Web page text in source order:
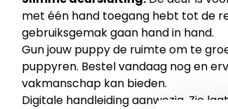
met één hand toegang hebt tot de
gebruiksgemak gaan hand in hand.
Gun jouw puppy de ruimte om te
puppyren. Bestel vandaag nog en
vakmanschap kan bieden.
Digitale handleiding aanwezig. Zie